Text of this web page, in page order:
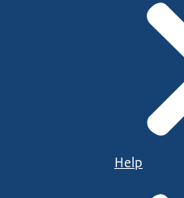
Help